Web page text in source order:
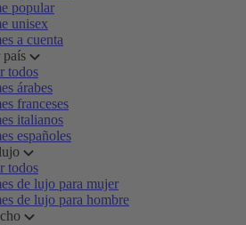
popular
unisex
a cuenta
país
todos
árabes
franceses
italianos
españoles
todos
de lujo para mujer
de lujo para hombre